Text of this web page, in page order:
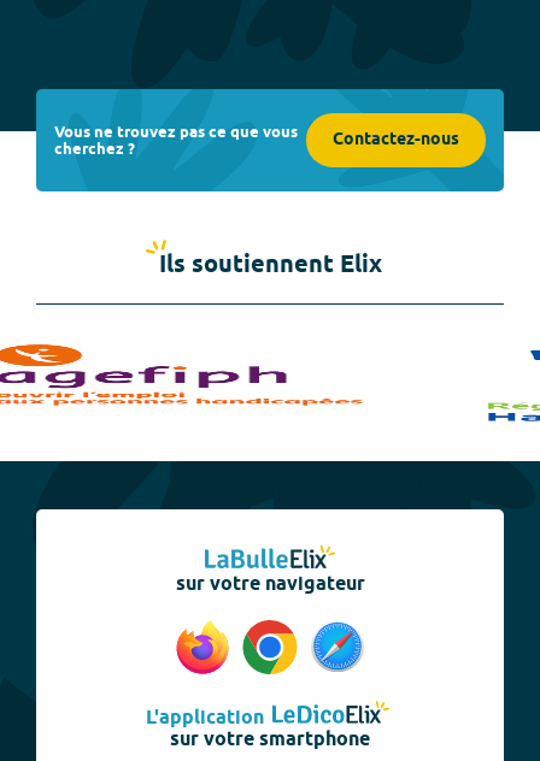
Vous ne trouvez pas ce que vous
cherchez ? Contactez-nous
Ils soutiennent Elix
sur votre navigateur
L'application
sur votre smartphone